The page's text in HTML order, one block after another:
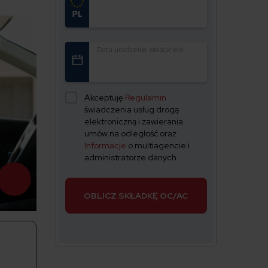
Data urodzenia właściciela
Akceptuję Regulamin
świadczenia usług drogą
elektroniczną i zawierania
umów na odległość oraz
Informacje o multiagencie i
administratorze danych.
OBLICZ SKŁADKĘ OC/AC